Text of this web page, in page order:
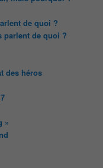
de quoi ?
parlent de quoi ?
des héros
»